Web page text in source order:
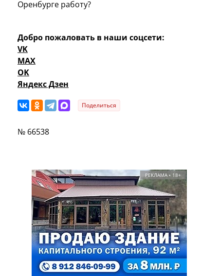
Оренбурге работу?
Добро пожаловать в наши соцсети:
VK
MAX
OK
Яндекс Дзен
Поделиться
№ 66538
РЕКЛАМА • 18+